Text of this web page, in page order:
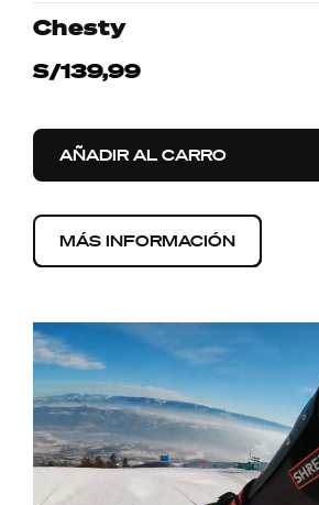
Chesty
S/139,99
AÑADIR AL CARRO
MÁS INFORMACIÓN